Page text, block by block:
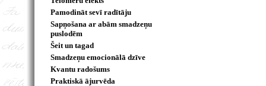
Pamodināt sevī radītāju
Sapņošana ar abām smadzeņu
puslodēm
Šeit un tagad
Smadzeņu emocionālā dzīve
Kvantu radošums
Praktiskā ājurvēda